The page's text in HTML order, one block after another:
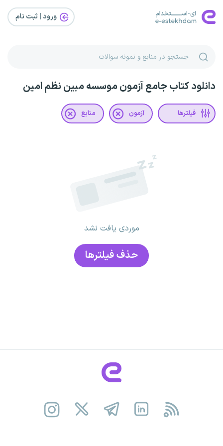
ورود | ثبت‌ نام
دانلود کتاب جامع آزمون موسسه مبین نظم امین
فیلترها آزمون منابع
موردی یافت نشد
حذف فیلتر‌ها